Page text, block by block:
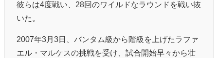
彼らは4度戦い、28回のワイルドなラウンドを戦い抜
いた。
2007年3月3日、バンタム級から階級を上げたラファ
エル・マルケスの挑戦を受け、試合開始早々から壮